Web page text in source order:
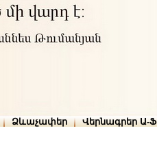
Ձևաչափեր Վերնագրեր Ա-Ֆ